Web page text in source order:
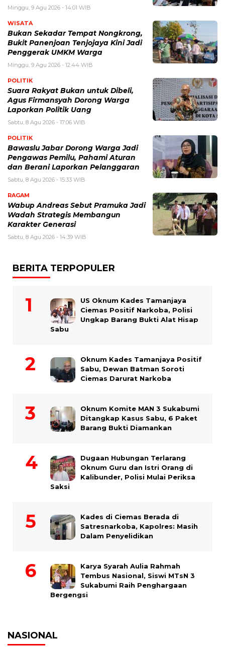
Minggu, 9 Agu 2026 - 14:01 WIB
WISATA
Bukan Sekadar Tempat Nongkrong,
Bukit Panenjoan Tenjojaya Kini Jadi
Penggerak UMKM Warga
Minggu, 9 Agu 2026 - 12:44 WIB
POLITIK
Suara Rakyat Bukan untuk Dibeli,
Agus Firmansyah Dorong Warga
Laporkan Politik Uang
Sabtu, 8 Agu 2026 - 17:06 WIB
POLITIK
Bawaslu Jabar Dorong Warga Jadi
Pengawas Pemilu, Pahami Aturan
dan Berani Laporkan Pelanggaran
Sabtu, 8 Agu 2026 - 15:33 WIB
RAGAM
Wabup Andreas Sebut Pramuka Jadi
Wadah Strategis Membangun
Karakter Generasi ‎
Sabtu, 8 Agu 2026 - 14:39 WIB
BERITA TERPOPULER
US Oknum Kades Tamanjaya
Ciemas Positif Narkoba, Polisi
Ungkap Barang Bukti Alat Hisap
Sabu
Oknum Kades Tamanjaya Positif
Sabu, Dewan Batman Soroti
Ciemas Darurat Narkoba
Oknum Komite MAN 3 Sukabumi
Ditangkap Kasus Sabu, 6 Paket
Barang Bukti Diamankan
Dugaan Hubungan Terlarang
Oknum Guru dan Istri Orang di
Kalibunder, Polisi Mulai Periksa
Saksi
Kades di Ciemas Berada di
Satresnarkoba, Kapolres: Masih
Dalam Penyelidikan
Karya Syarah Aulia Rahmah
Tembus Nasional, Siswi MTsN 3
Sukabumi Raih Penghargaan
Bergengsi
NASIONAL